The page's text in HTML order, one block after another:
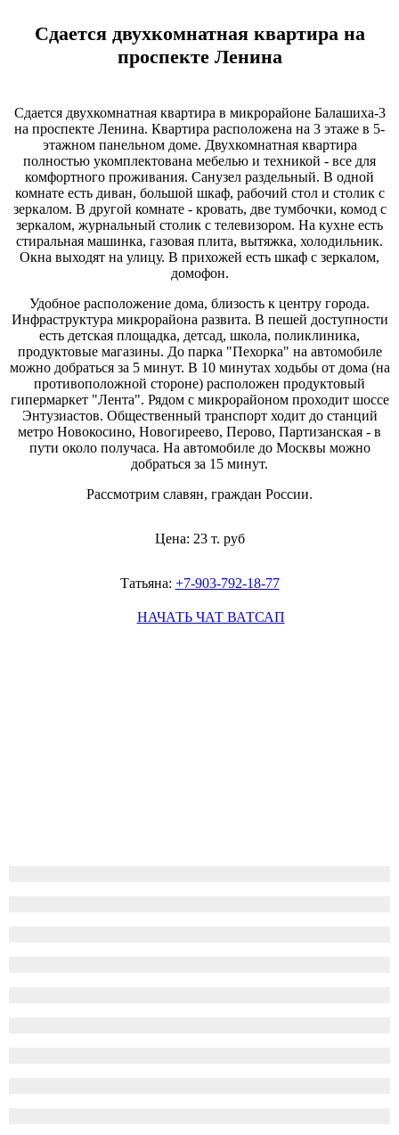
Сдается двухкомнатная квартира на
проспекте Ленина
Сдается двухкомнатная квартира в микрорайоне Балашиха-3
на проспекте Ленина. Квартира расположена на 3 этаже в 5-
этажном панельном доме. Двухкомнатная квартира
полностью укомплектована мебелью и техникой - все для
комфортного проживания. Санузел раздельный. В одной
комнате есть диван, большой шкаф, рабочий стол и столик с
зеркалом. В другой комнате - кровать, две тумбочки, комод с
зеркалом, журнальный столик с телевизором. На кухне есть
стиральная машинка, газовая плита, вытяжка, холодильник.
Окна выходят на улицу. В прихожей есть шкаф с зеркалом,
домофон.
Удобное расположение дома, близость к центру города.
Инфраструктура микрорайона развита. В пешей доступности
есть детская площадка, детсад, школа, поликлиника,
продуктовые магазины. До парка "Пехорка" на автомобиле
можно добраться за 5 минут. В 10 минутах ходьбы от дома (на
противоположной стороне) расположен продуктовый
гипермаркет "Лента". Рядом с микрорайоном проходит шоссе
Энтузиастов. Общественный транспорт ходит до станций
метро Новокосино, Новогиреево, Перово, Партизанская - в
пути около получаса. На автомобиле до Москвы можно
добраться за 15 минут.
Рассмотрим славян, граждан России.
Цена: 23 т. руб
Татьяна: +7-903-792-18-77
НАЧАТЬ ЧАТ ВАТСАП